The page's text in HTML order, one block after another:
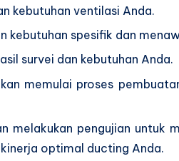
kebutuhan ventilasi Anda.
kebutuhan spesifik dan
survei dan kebutuhan Anda.
memulai proses
melakukan pengujian untuk
optimal ducting Anda.